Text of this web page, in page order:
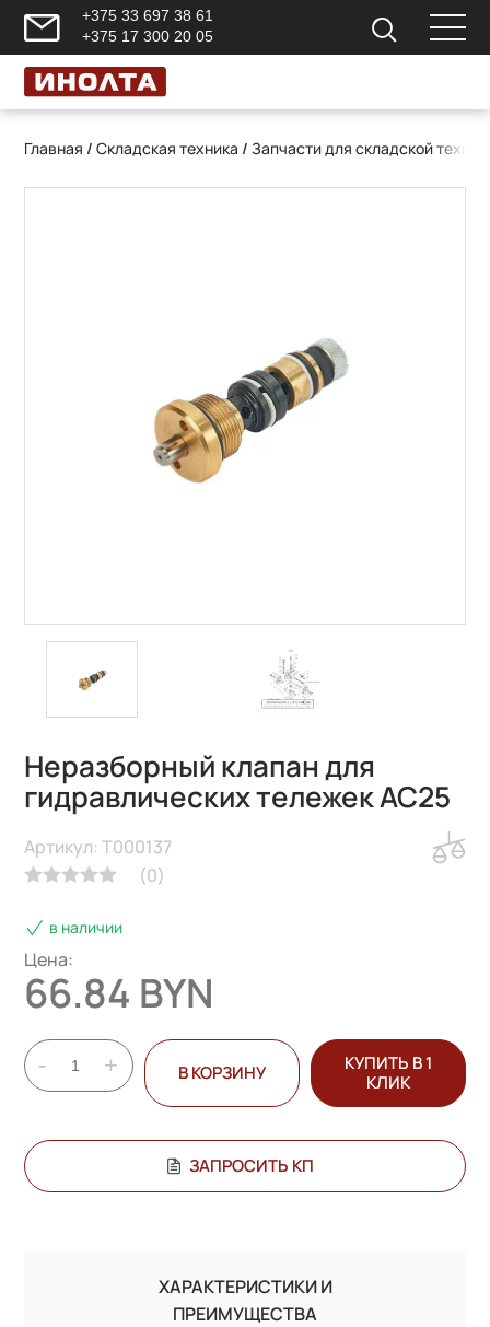
+375 33 697 38 61
+375 17 300 20 05
Главная /Складская техника /Запчасти для складской
Неразборный клапан для
гидравлических тележек AC25
(0)
Артикул: T000137
в наличии
Цена:
66.84 BYN
- + В КОРЗИНУ
КУПИТЬ В 1
КЛИК
ЗАПРОСИТЬ КП
ХАРАКТЕРИСТИКИ И
ПРЕИМУЩЕСТВА